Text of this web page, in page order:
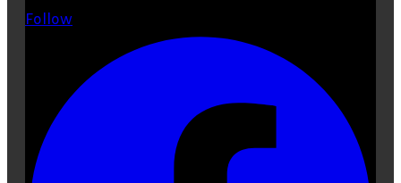
Search
Follow